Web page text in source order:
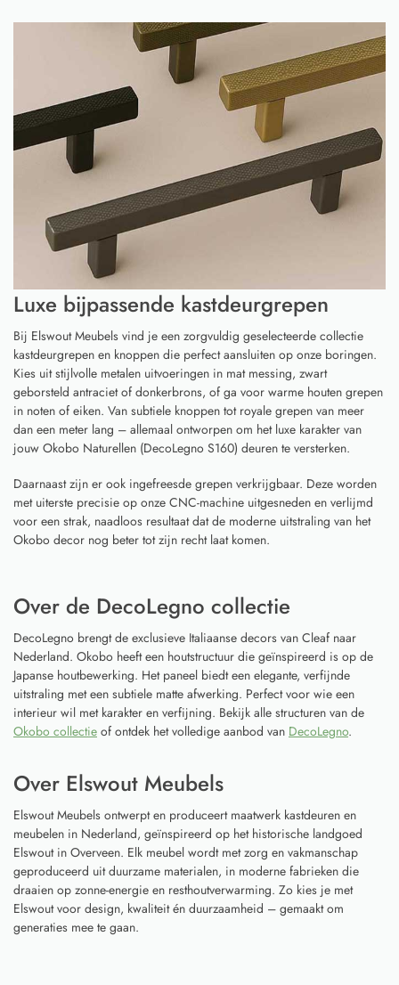
Luxe bijpassende kastdeurgrepen
Bij Elswout Meubels vind je een zorgvuldig geselecteerde collectie
kastdeurgrepen en knoppen die perfect aansluiten op onze boringen.
Kies uit stijlvolle metalen uitvoeringen in mat messing, zwart
geborsteld antraciet of donkerbrons, of ga voor warme houten grepen
in noten of eiken. Van subtiele knoppen tot royale grepen van meer
dan een meter lang – allemaal ontworpen om het luxe karakter van
jouw Okobo Naturellen (DecoLegno S160) deuren te versterken.
Daarnaast zijn er ook ingefreesde grepen verkrijgbaar. Deze worden
met uiterste precisie op onze CNC-machine uitgesneden en verlijmd
voor een strak, naadloos resultaat dat de moderne uitstraling van het
Okobo decor nog beter tot zijn recht laat komen.
Over de DecoLegno collectie
DecoLegno brengt de exclusieve Italiaanse decors van Cleaf naar
Nederland. Okobo heeft een houtstructuur die geïnspireerd is op de
Japanse houtbewerking. Het paneel biedt een elegante, verfijnde
uitstraling met een subtiele matte afwerking. Perfect voor wie een
interieur wil met karakter en verfijning. Bekijk alle structuren van de
Okobo collectie of ontdek het volledige aanbod van DecoLegno.
Over Elswout Meubels
Elswout Meubels ontwerpt en produceert maatwerk kastdeuren en
meubelen in Nederland, geïnspireerd op het historische landgoed
Elswout in Overveen. Elk meubel wordt met zorg en vakmanschap
geproduceerd uit duurzame materialen, in moderne fabrieken die
draaien op zonne-energie en resthoutverwarming. Zo kies je met
Elswout voor design, kwaliteit én duurzaamheid – gemaakt om
generaties mee te gaan.